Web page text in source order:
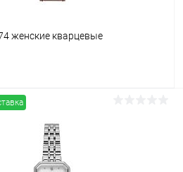
женские кварцевые